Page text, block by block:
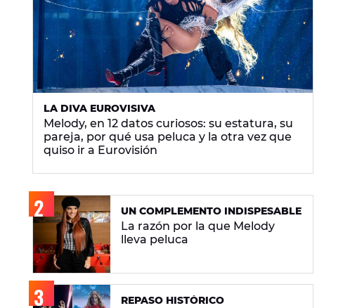
LA DIVA EUROVISIVA
Melody, en 12 datos curiosos: su estatura, su
pareja, por qué usa peluca y la otra vez que
quiso ir a Eurovisión
UN COMPLEMENTO INDISPESABLE
La razón por la que Melody
lleva peluca
REPASO HISTÓRICO